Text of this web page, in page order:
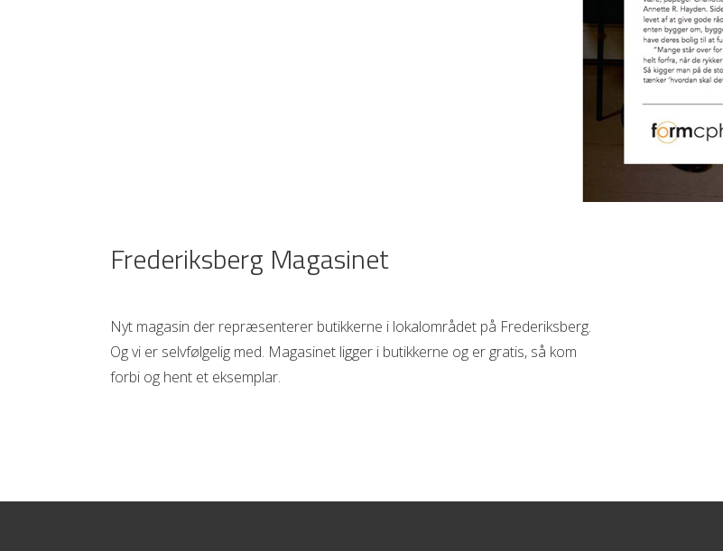
Frederiksberg Magasinet
Nyt magasin der repræsenterer butikkerne i lokalområdet på Frederiksberg.
Og vi er selvfølgelig med. Magasinet ligger i butikkerne og er gratis, så kom
forbi og hent et eksemplar.